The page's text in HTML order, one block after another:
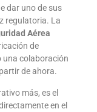
dar uno de sus
regulatoria. La
Aérea
de
una colaboración
de ahora.
más, es el
en el